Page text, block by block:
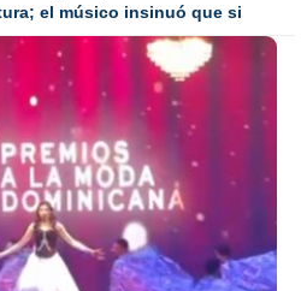
el músico insinuó que si